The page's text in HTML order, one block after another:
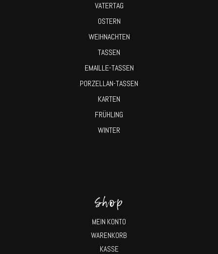
VATERTAG
OSTERN
WEIHNACHTEN
TASSEN
EMAILLE-TASSEN
PORZELLAN-TASSEN
KARTEN
FRÜHLING
WINTER
Shop
MEIN KONTO
WARENKORB
KASSE